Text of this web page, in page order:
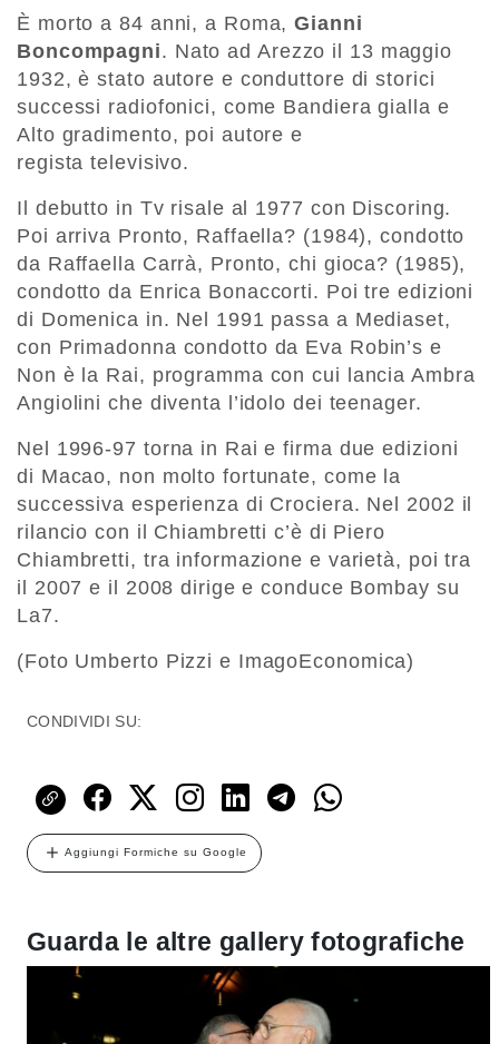
È morto a 84 anni, a Roma,Gianni
Boncompagni. Nato ad Arezzo il 13 maggio
1932, è stato autore e conduttore di storici
successi radiofonici, come Bandiera gialla e
Alto gradimento, poi autore e
regista televisivo.
Il debutto in Tv risale al 1977 con Discoring.
Poi arriva Pronto, Raffaella? (1984), condotto
da Raffaella Carrà, Pronto, chi gioca? (1985),
condotto da Enrica Bonaccorti. Poi tre edizioni
di Domenica in. Nel 1991 passa a Mediaset,
con Primadonna condotto da Eva Robin’s e
Non è la Rai, programma con cui lancia Ambra
Angiolini che diventa l’idolo dei teenager.
Nel 1996-97 torna in Rai e firma due edizioni
di Macao, non molto fortunate, come la
successiva esperienza di Crociera. Nel 2002 il
rilancio con il Chiambretti c’è di Piero
Chiambretti, tra informazione e varietà, poi tra
il 2007 e il 2008 dirige e conduce Bombay su
La7.
(Foto Umberto Pizzi e ImagoEconomica)
CONDIVIDI SU:
Aggiungi Formiche su Google
Guarda le altre gallery fotografiche